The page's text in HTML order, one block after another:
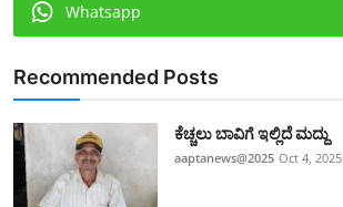
Whatsapp
Recommended Posts
ಕೆಚ್ಚಲು ಬಾವಿಗೆ ಇಲ್ಲಿದೆ ಮದ್ದು
aaptanews@2025 Oct 4, 2025